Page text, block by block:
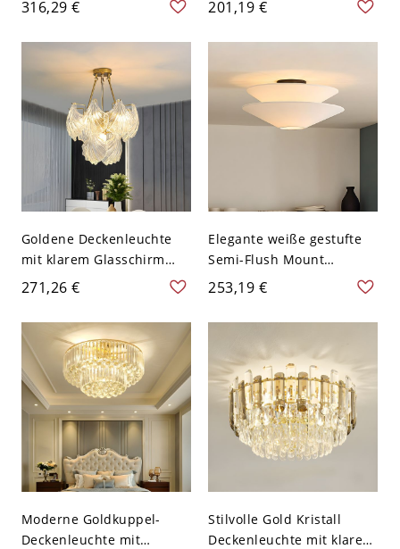
Form - 110V-120V 49,53
cm
316,29 €
in Gold für die
Innenbeleuchtung - 110V-
201,19 €
Goldene Deckenleuchte
mit klarem Glasschirm
und gestufter Halterung -
110V-120V 45,72 cm
271,26 €
Elegante weiße gestufte
Semi-Flush Mount
Deckenleuchte für
moderne Häuser - 110V-
120V 49,53 cm
253,19 €
Moderne Goldkuppel-
Deckenleuchte mit
Stilvolle Gold Kristall
Deckenleuchte mit klarem